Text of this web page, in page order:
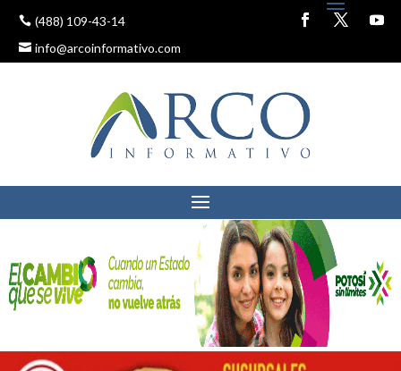
(488) 109-43-14
info@arcoinformativo.com